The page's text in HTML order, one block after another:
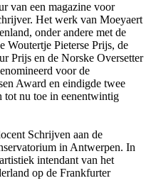
van een magazine voor
Het werk van Moeyaert
onder andere met de
Pieterse Prijs, de
Prijs en de Norske Oversetter
voor de
Award en eindigde twee
tot nu toe in eenentwintig
Schrijven aan de
in Antwerpen. In
intendant van het
op de Frankfurter